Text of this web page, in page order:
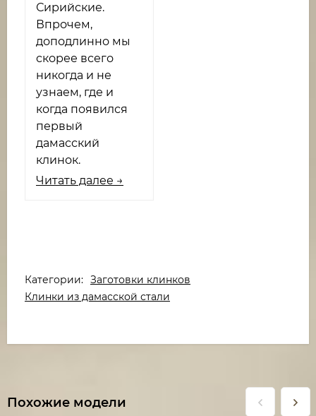
Сирийские.
Впрочем,
доподлинно мы
скорее всего
никогда и не
узнаем, где и
когда появился
первый
дамасский
клинок.
Читать далее →
Категории: Заготовки клинков
Клинки из дамасской стали
Похожие модели